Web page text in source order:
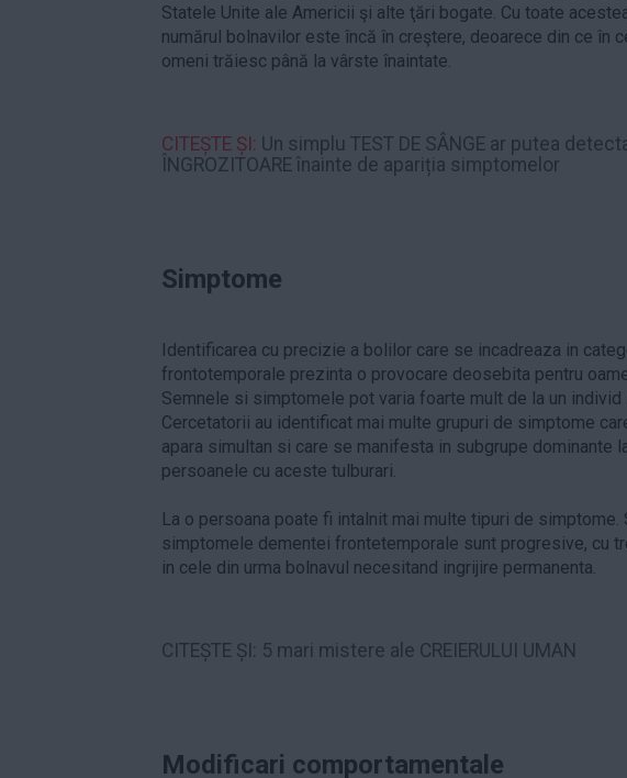
Statele Unite ale Americii şi alte ţări bogate. Cu toate
numărul bolnavilor este încă în creştere, deoarece din ce în
omeni trăiesc până la vârste înaintate.
CITEȘTE ȘI: Un simplu TEST DE SÂNGE ar putea
ÎNGROZITOARE înainte de apariția simptomelor
Simptome
Identificarea cu precizie a bolilor care se incadreaza in
frontotemporale prezinta o provocare deosebita pentru
Semnele si simptomele pot varia foarte mult de la un individ
Cercetatorii au identificat mai multe grupuri de simptome
apara simultan si care se manifesta in subgrupe dominante
persoanele cu aceste tulburari.
La o persoana poate fi intalnit mai multe tipuri de simptome.
simptomele dementei frontetemporale sunt progresive, cu
in cele din urma bolnavul necesitand ingrijire permanenta.
CITEȘTE ȘI: 5 mari mistere ale CREIERULUI UMAN
Modificari comportamentale